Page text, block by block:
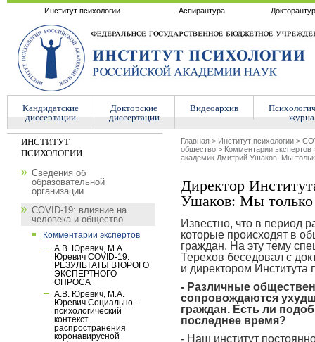
Институт психологии Аспирантура
Кандидатские
диссертации
Докторские
диссертации
Видеоархив
Главная > Институт психологии >
общество > Комментарии экспертов
академик Дмитрий Ушаков: Мы
Директор
Ушаков: Мы только
Известно, что в период
которые происходят в
граждан. На эту тему
Терехов беседовал с
и директором
- Различные
сопровождаются
граждан. Есть ли
последнее время?
- Наш институт
ИНСТИТУТ
ПСИХОЛОГИИ
Сведения об
образовательной
организации
COVID-19: влияние на
человека и общество
Комментарии экспертов
А.В. Юревич, М.А.
Юревич COVID-19:
РЕЗУЛЬТАТЫ ВТОРОГО
ЭКСПЕРТНОГО
ОПРОСА
А.В. Юревич, М.А.
Юревич Социально-
психологический
контекст
распространения
коронавирусной